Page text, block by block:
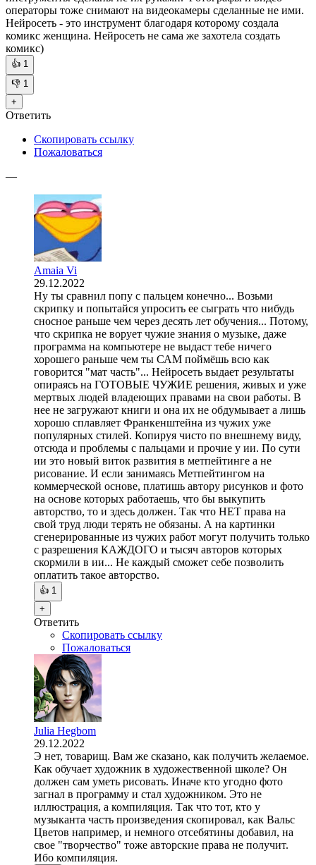
операторы тоже снимают на видеокамеры сделанные не ими.
Нейросеть - это инструмент благодаря которому создала
комикс женщина. Нейросеть не сама же захотела создать
комикс)
👍 1
👎 1
+
Ответить
Скопировать ссылку
Пожаловаться
—
Amaia Vi
29.12.2022
Ну ты сравнил попу с пальцем конечно... Возьми
скрипку и попытайся упросить ее сыграть что нибудь
сносное раньше чем через десять лет обучения... Потому,
что скрипка не ворует чужие знания о музыке, даже
программа на компьютере не выдаст тебе ничего
хорошего раньше чем ты САМ поймёшь всю как
говорится "мат часть"... Нейросеть выдает результаты
опираясь на ГОТОВЫЕ ЧУЖИЕ решения, живых и уже
мертвых людей владеющих правами на свои работы. В
нее не загружают книги и она их не обдумывает а лишь
хорошо сплавляет Франкенштейна из чужих уже
популярных стилей. Копируя чисто по внешнему виду,
отсюда и проблемы с пальцами и прочие у ии. По сути
ии это новый виток развития в метпейтинге а не
рисование. И если занимаясь Метпейтингом на
коммерческой основе, платишь автору рисунков и фото
на основе которых работаешь, что бы выкупить
авторство, то и здесь должен. Так что НЕТ права на
свой труд люди терять не обязаны. А на картинки
сгенерированные из чужих работ могут получить только
с разрешения КАЖДОГО и тысяч авторов которых
скормили в ии... Не каждый сможет себе позволить
оплатить такое авторство.
👍 1
+
Ответить
Скопировать ссылку
Пожаловаться
Julia Hegbom
29.12.2022
Э нет, товарищ. Вам же сказано, как получить желаемое.
Как обучает художник в художественной школе? Он
должен сам уметь рисовать. Иначе кто угодно фото
загнал в программу и стал художником. Это не
иллюстрация, а компиляция. Так что тот, кто у
музыканта часть произведения скопировал, как Вальс
Цветов например, и немного отсебятины добавил, на
свое "творчество" тоже авторские права не получит.
Ибо компиляция.